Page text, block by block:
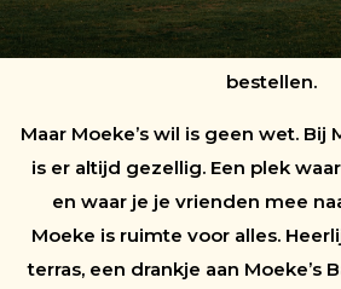
excuus om het wat later te
te genieten, te tafelen of nog
bestellen.
Maar Moeke’s wil is geen wet. Bij
is er altijd gezellig. Een plek
en waar je je vrienden mee
Moeke is ruimte voor alles.
terras, een drankje aan Moeke’s